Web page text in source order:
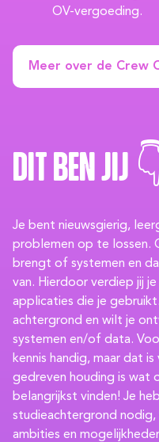
OV-vergoeding.
Meer over de Crew
Dit ben jij
Je bent nieuwsgierig,
problemen op te lossen.
brengt of systemen en
van. Hierdoor verdiep jij
applicaties die je
achtergrond en wilt je
systemen en/of data.
kennis handig, maar dat
gedreven houding is wat
belangrijkst vinden! Je
studieachtergrond nodig,
ambities en